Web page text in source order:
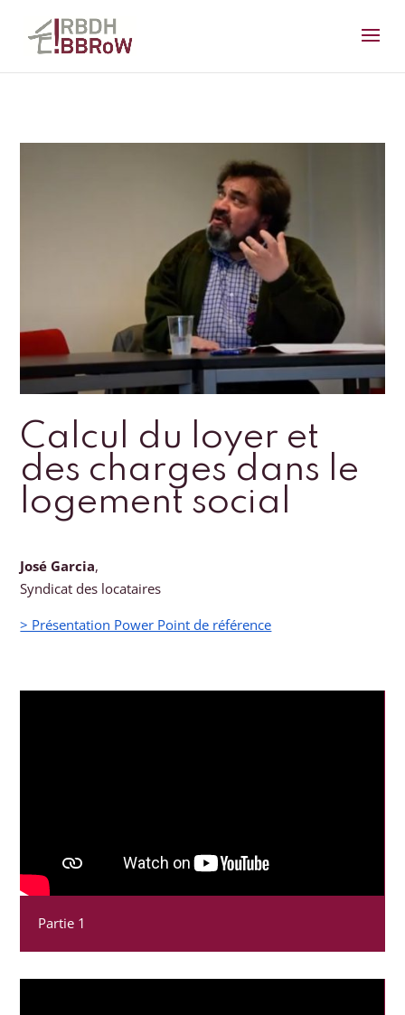
Calcul du loyer et
des charges dans le
logement social
José Garcia,
Syndicat des locataires
> Présentation Power Point de référence
Partie 1